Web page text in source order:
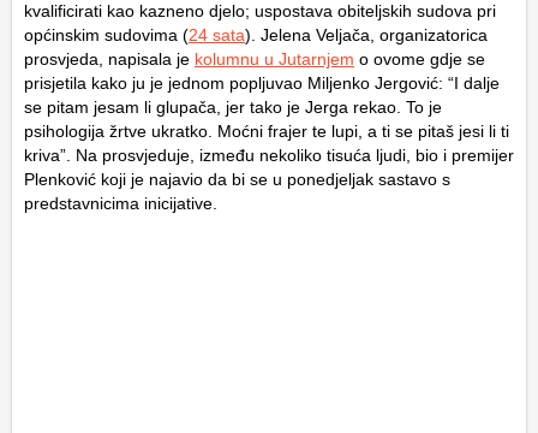
kvalificirati kao kazneno djelo; uspostava obiteljskih sudova pri
općinskim sudovima (24 sata). Jelena Veljača, organizatorica
prosvjeda, napisala je kolumnu u Jutarnjem o ovome gdje se
prisjetila kako ju je jednom popljuvao Miljenko Jergović: “I dalje
se pitam jesam li glupača, jer tako je Jerga rekao. To je
psihologija žrtve ukratko. Moćni frajer te lupi, a ti se pitaš jesi li ti
kriva”. Na prosvjeduje, između nekoliko tisuća ljudi, bio i premijer
Plenković koji je najavio da bi se u ponedjeljak sastavo s
predstavnicima inicijative.